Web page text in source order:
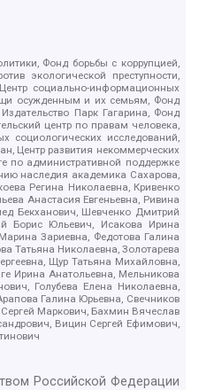
Фонд борьбы с коррупцией,
экологической преступности,
социально-информационных
осужденным и их семьям, Фонд
Парк Гагарина, Фонд
центр по правам человека,
социологических исследований,
Центр развития некоммерческих
по административной поддержке
наследия академика Сахарова,
Регина Николаевна, Кривенко
Анастасия Евгеньевна, Ривина
Бекханович, Шевченко Дмитрий
Борис Юльевич, Исакова Ирина
Зариевна, Федотова Галина
Татьяна Николаевна, Золотарева
Щур Татьяна Михайловна,
Ирина Анатольевна, Мельникова
Голубева Елена Николаевна,
Галина Юрьевна, Свечников
Маркович, Бахмин Вячеслав
Вицин Сергей Ефимович,
Российской Федерации